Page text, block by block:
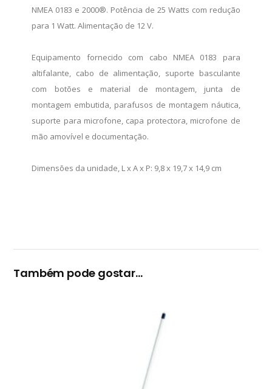
NMEA 0183 e 2000®. Potência de 25 Watts com redução
para 1 Watt. Alimentação de 12 V.
Equipamento fornecido com cabo NMEA 0183 para
altifalante, cabo de alimentação, suporte basculante
com botões e material de montagem, junta de
montagem embutida, parafusos de montagem náutica,
suporte para microfone, capa protectora, microfone de
mão amovível e documentação.
Dimensões da unidade, L x A x P: 9,8 x 19,7 x 14,9 cm
Também pode gostar…